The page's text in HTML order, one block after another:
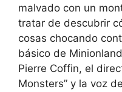
malvado con un
tratar de descubrir
cosas chocando
básico de
Pierre Coffin, el
Monsters” y la voz